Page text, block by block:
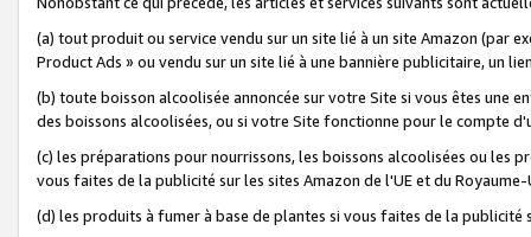
(a) tout produit ou service vendu sur un site lié à un site Amazon (par
Product Ads » ou vendu sur un site lié à une bannière publicitaire, un
(b) toute boisson alcoolisée annoncée sur votre Site si vous êtes une
des boissons alcoolisées, ou si votre Site fonctionne pour le compte
(c) les préparations pour nourrissons, les boissons alcoolisées ou les
vous faites de la publicité sur les sites Amazon de l'UE et du Royaume-
(d) les produits à fumer à base de plantes si vous faites de la publicité